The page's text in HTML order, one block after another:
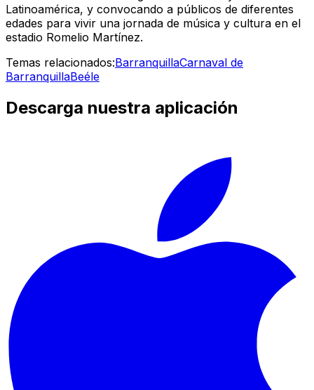
Latinoamérica, y convocando a públicos de diferentes
edades para vivir una jornada de música y cultura en el
estadio Romelio Martínez.
Temas relacionados:BarranquillaCarnaval de
BarranquillaBeéle
Descarga nuestra aplicación